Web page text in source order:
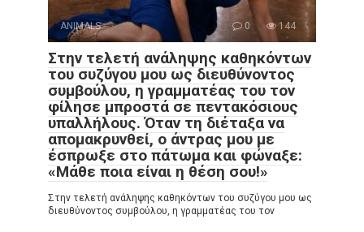
ANIMALS 0 144
Στην τελετή ανάληψης καθηκόντων
του συζύγου μου ως διευθύνοντος
συμβούλου, η γραμματέας του τον
φίλησε μπροστά σε πεντακόσιους
υπαλλήλους. Όταν τη διέταξα να
απομακρυνθεί, ο άντρας μου με
έσπρωξε στο πάτωμα και φώναξε:
«Μάθε ποια είναι η θέση σου!»
Στην τελετή ανάληψης καθηκόντων του συζύγου μου ως
διευθύνοντος συμβούλου, η γραμματέας του τον